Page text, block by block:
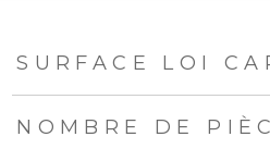
SURFACE LOI
NOMBRE DE